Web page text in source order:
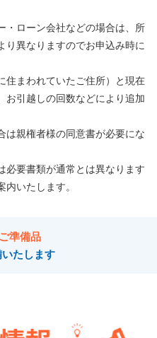
ローン会社などの場合は、所
り異なりますのでお申込み時に
まわれていたご住所）と現在
お引越しの回数などにより追加
親権者様の同意書が必要にな
要書類が通常とは異なります
いたします。
準備品
たします